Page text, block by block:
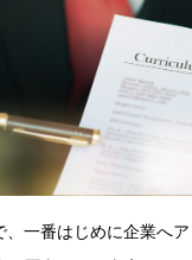
、一番はじめに企業へ